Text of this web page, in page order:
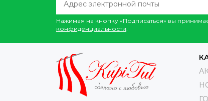
Нажимая на кнопку «Подписаться» вы
конфиденциальности.